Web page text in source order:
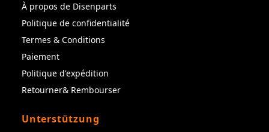
À propos de Disenparts
Politique de confidentialité
Termes & Conditions
Paiement
Politique d'expédition
Retourner& Rembourser
Unterstützung